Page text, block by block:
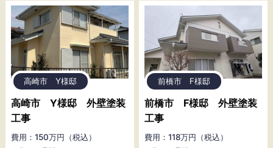
高崎市 Y様邸
高崎市 Y様邸 外壁塗装
工事
費用：150万円（税込）
前橋市 F様邸
前橋市 F様邸 外壁塗装
工事
費用：118万円（税込）